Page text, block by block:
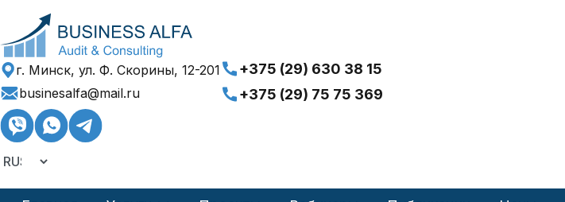
г. Минск, ул. Ф. Скорины, 12-201
businesalfa@mail.ru
+375 (29) 630 38 15
+375 (29) 75 75 369